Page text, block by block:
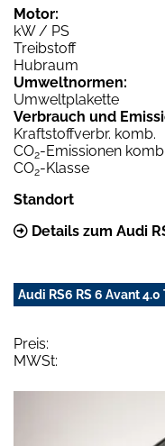
Motor:
kW / PS
Treibstoff
Hubraum
Umweltnormen:
Umweltplakette
Verbrauch und
Kraftstoffverbr. komb.
CO2-Emissionen komb.
CO2-Klasse
Standort
Details zum Audi
Audi RS6 RS 6 Avant
Preis:
MWSt: